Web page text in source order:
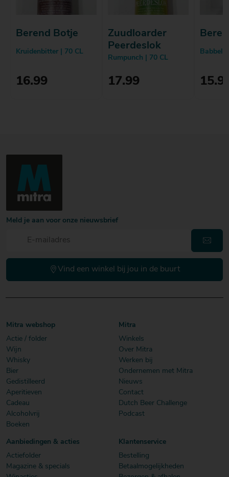
Berend Botje
Kruidenbitter | 70 CL
16.99
Zuudloarder
Peerdeslok
Rumpunch | 70 CL
17.99
Meld je aan voor onze nieuwsbrief
Vind een winkel bij jou in de buurt
Mitra webshop
Actie / folder
Wijn
Whisky
Bier
Gedistilleerd
Aperitieven
Cadeau
Alcoholvrij
Boeken
Mitra
Winkels
Over Mitra
Werken bij
Ondernemen met Mitra
Nieuws
Contact
Dutch Beer Challenge
Podcast
Aanbiedingen & acties
Actiefolder
Magazine & specials
Klantenservice
Bestelling
Betaalmogelijkheden